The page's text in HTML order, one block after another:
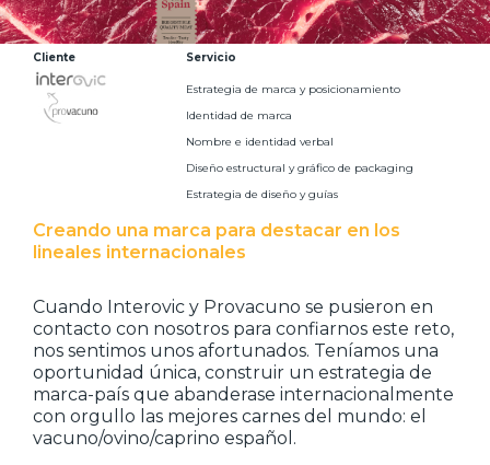
Cliente Servicio
Estrategia de marca y posicionamiento
Identidad de marca
Nombre e identidad verbal
Diseño estructural y gráfico de packaging
Estrategia de diseño y guías
Creando una marca para destacar en los
lineales internacionales
Cuando Interovic y Provacuno se pusieron en
contacto con nosotros para confiarnos este reto,
nos sentimos unos afortunados. Teníamos una
oportunidad única, construir un estrategia de
marca-país que abanderase internacionalmente
con orgullo las mejores carnes del mundo: el
vacuno/ovino/caprino español.